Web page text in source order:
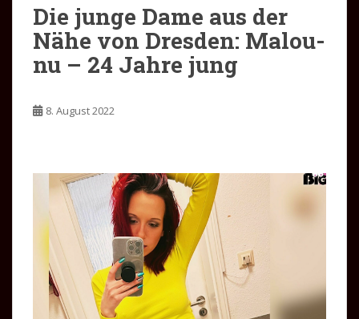
Die junge Dame aus der
Nähe von Dresden: Malou-
nu – 24 Jahre jung
8. August 2022